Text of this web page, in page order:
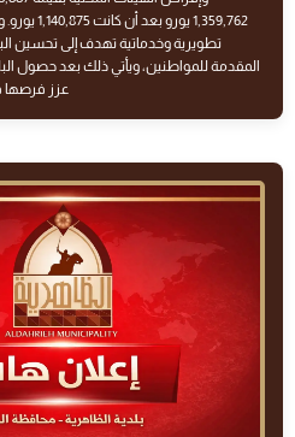
1,359,762
تطويرية وخدماتية تهدف إلى تحسين
عزز فرصها